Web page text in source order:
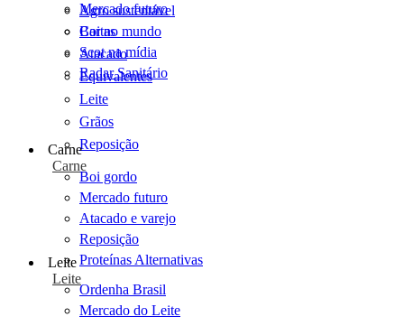
Agro sustentável
Cartas
Scot na mídia
Radar Sanitário
Mercado futuro
Boi no mundo
Atacado
Equivalentes
Leite
Grãos
Reposição
Carne
Carne
Boi gordo
Mercado futuro
Atacado e varejo
Reposição
Proteínas Alternativas
Leite
Leite
Ordenha Brasil
Mercado do Leite